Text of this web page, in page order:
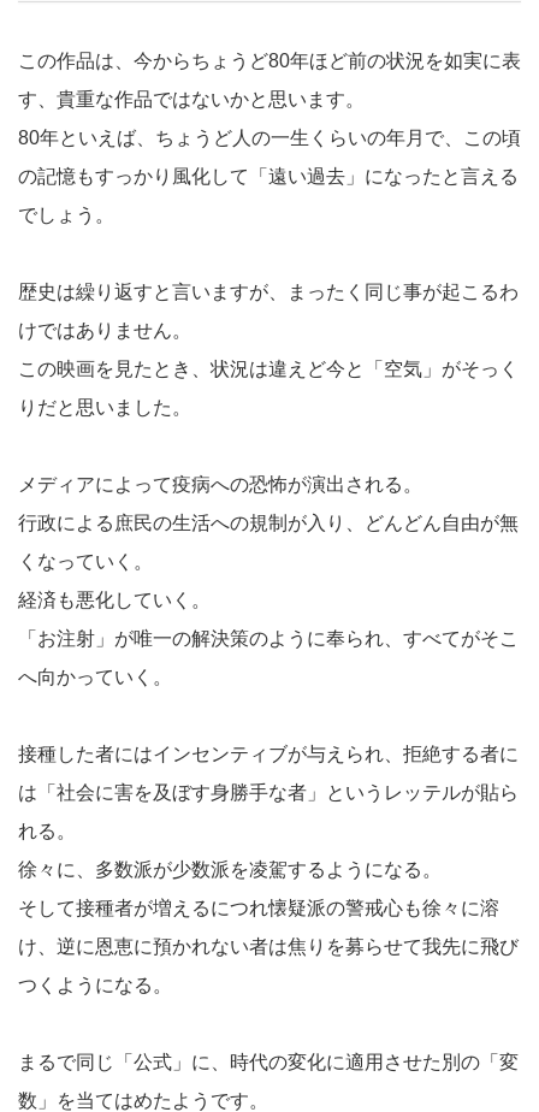
この作品は、今からちょうど80年ほど前の状況を如実に表
す、貴重な作品ではないかと思います。
80年といえば、ちょうど人の一生くらいの年月で、この頃
の記憶もすっかり風化して「遠い過去」になったと言える
でしょう。
歴史は繰り返すと言いますが、まったく同じ事が起こるわ
けではありません。
この映画を見たとき、状況は違えど今と「空気」がそっく
りだと思いました。
メディアによって疫病への恐怖が演出される。
行政による庶民の生活への規制が入り、どんどん自由が無
くなっていく。
経済も悪化していく。
「お注射」が唯一の解決策のように奉られ、すべてがそこ
へ向かっていく。
接種した者にはインセンティブが与えられ、拒絶する者に
は「社会に害を及ぼす身勝手な者」というレッテルが貼ら
れる。
徐々に、多数派が少数派を凌駕するようになる。
そして接種者が増えるにつれ懐疑派の警戒心も徐々に溶
け、逆に恩恵に預かれない者は焦りを募らせて我先に飛び
つくようになる。
まるで同じ「公式」に、時代の変化に適用させた別の「変
数」を当てはめたようです。